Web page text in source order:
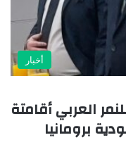
أخبار
العربي أقامتة
برومانيا